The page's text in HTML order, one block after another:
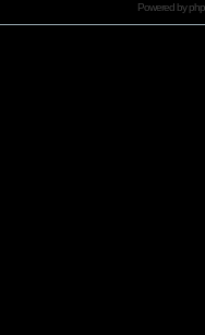
Powered by